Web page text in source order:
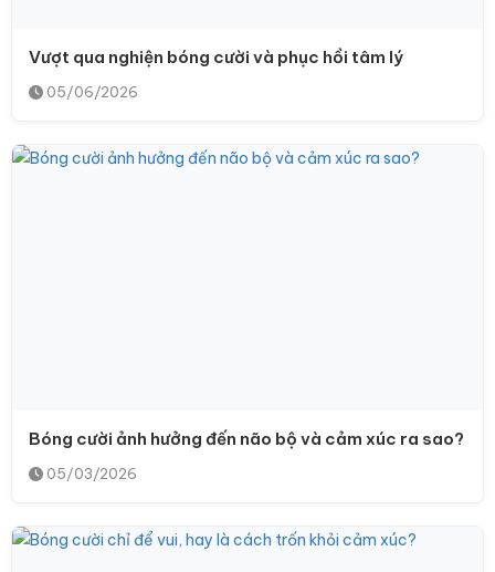
Vượt qua nghiện bóng cười và phục hồi tâm lý
05/06/2026
Bóng cười ảnh hưởng đến não bộ và cảm xúc ra sao?
05/03/2026